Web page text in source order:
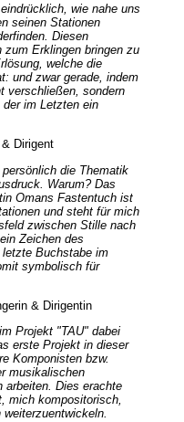
wie nahe uns
seinen Stationen
Diesen
zum Erklingen bringen zu
welche die
und zwar gerade, indem
verschließen, sondern
im Letzten ein
Dirigent
die Thematik
Warum? Das
Omans Fastentuch ist
und steht für mich
zwischen Stille nach
Zeichen des
Buchstabe im
symbolisch für
& Dirigentin
Projekt "TAU" dabei
erste Projekt in dieser
Komponisten bzw.
musikalischen
arbeiten. Dies erachte
mich kompositorisch,